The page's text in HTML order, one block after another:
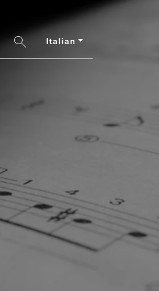
SearchItalian